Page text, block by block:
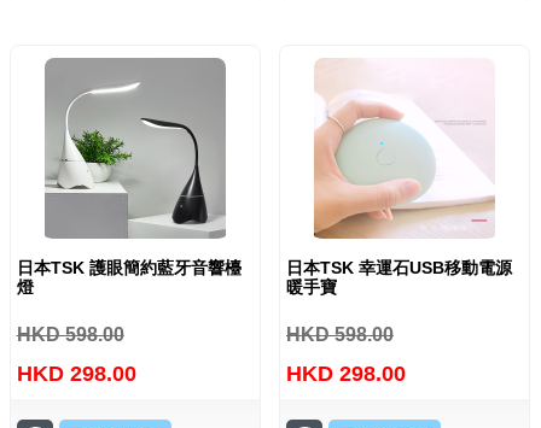
日本TSK 護眼簡約藍牙音響檯
燈
HKD 598.00
HKD 298.00
日本TSK 幸運石USB移動電源
暖手寶
HKD 598.00
HKD 298.00